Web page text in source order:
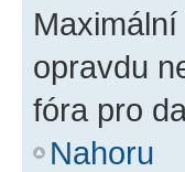
opravdu
fóra pro
Nahoru